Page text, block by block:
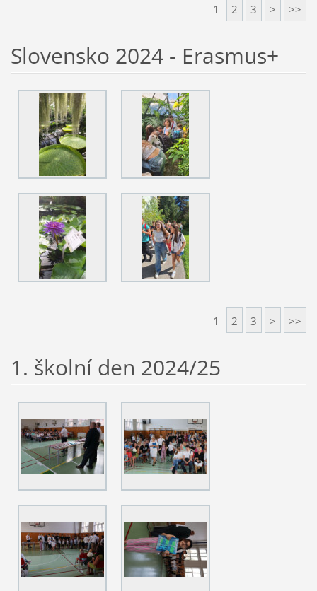
1 2 3 > >>
Slovensko 2024 - Erasmus+
1 2 3 > >>
1. školní den 2024/25